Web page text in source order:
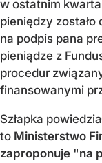
w ostatnim
pieniędzy zostało
na podpis pana
pieniądze z
procedur
finansowanymi
Szłapka
to Ministerstwo
zaproponuje "na